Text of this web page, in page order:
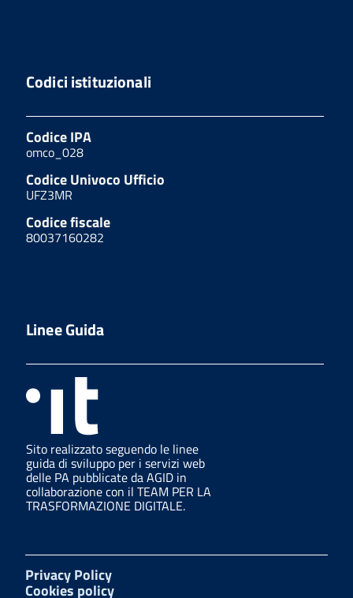
Codici istituzionali
Codice IPA
omco_028
Codice Univoco Ufficio
UFZ3MR
Codice fiscale
80037160282
Linee Guida
Sito realizzato seguendo le linee
guida di sviluppo per i servizi web
delle PA pubblicate da AGID in
collaborazione con il TEAM PER LA
TRASFORMAZIONE DIGITALE.
Privacy Policy
Cookies policy